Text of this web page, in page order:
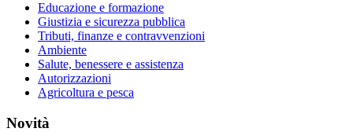
Educazione e formazione
Giustizia e sicurezza pubblica
Tributi, finanze e contravvenzioni
Ambiente
Salute, benessere e assistenza
Autorizzazioni
Agricoltura e pesca
Novità